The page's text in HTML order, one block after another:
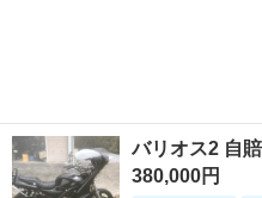
バリオス2 自
380,000円